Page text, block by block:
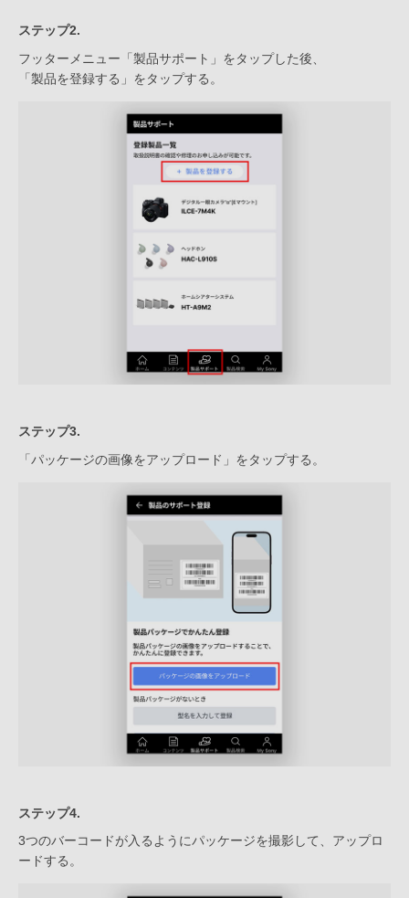
ステップ2.
フッターメニュー「製品サポート」をタップした後、
「製品を登録する」をタップする。
ステップ3.
「パッケージの画像をアップロード」をタップする。
ステップ4.
3つのバーコードが入るようにパッケージを撮影して、アップロ
ードする。